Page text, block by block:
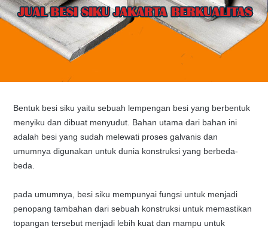
Bentuk besi siku yaitu sebuah lempengan besi yang berbentuk
menyiku dan dibuat menyudut. Bahan utama dari bahan ini
adalah besi yang sudah melewati proses galvanis dan
umumnya digunakan untuk dunia konstruksi yang berbeda-
beda.
pada umumnya, besi siku mempunyai fungsi untuk menjadi
penopang tambahan dari sebuah konstruksi untuk memastikan
topangan tersebut menjadi lebih kuat dan mampu untuk